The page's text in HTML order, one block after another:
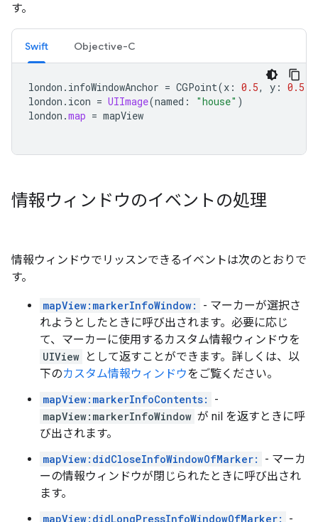
す。
Swift Objective-C
london . infoWindowAnchor = CGPoint(x : 0.5, y : 0.5
london . icon = UIImage(named : "house" )
london .map = mapView
情報ウィンドウのイベントの処理
情報ウィンドウでリッスンできるイベントは次のとおりで
す。
mapView:markerInfoWindow:
- マーカーが選択さ
れようとしたときに呼び出されます。必要に応じ
て、マーカーに使用するカスタム情報ウィンドウを
UIView として返すことができます。詳しくは、以
下のカスタム情報ウィンドウをご覧ください。
mapView:markerInfoContents:
-
mapView:markerInfoWindow が nil を返すときに呼
び出されます。
mapView:didCloseInfoWindowOfMarker:
- マーカ
ーの情報ウィンドウが閉じられたときに呼び出され
ます。
mapView:didLongPressInfoWindowOfMarker:
-